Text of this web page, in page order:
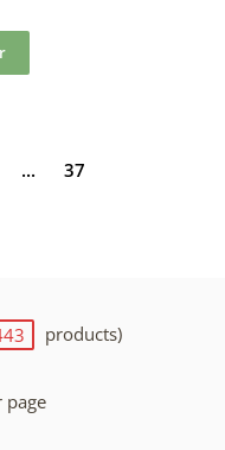
... 37
products)
page